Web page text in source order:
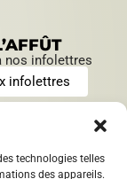
technologies telles
des appareils.
nos infolettres
infolettres